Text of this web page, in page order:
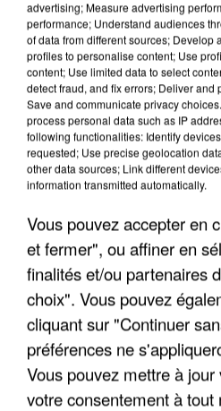
LES ARTICLES LES
IL TUE SON FILS ET
EX-COMPAGNE À NICE
advertising; Measure advertising
performance; Understand audiences
of data from different sources; Develop
profiles to personalise content; Use
content; Use limited data to select
detect fraud, and fix errors; Deliver
Save and communicate privacy
process personal data such as IP
following functionalities: Identify
requested; Use precise geolocation
other data sources; Link different
information transmitted automatically.
Vous pouvez accepter en
et fermer", ou affiner en
finalités et/ou partenaires
choix". Vous pouvez
cliquant sur "Continuer
préférences ne
Vous pouvez mettre à
votre consentement à